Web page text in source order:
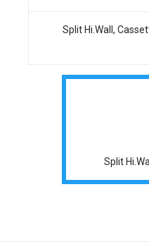
Split Hi.Wall,
Split